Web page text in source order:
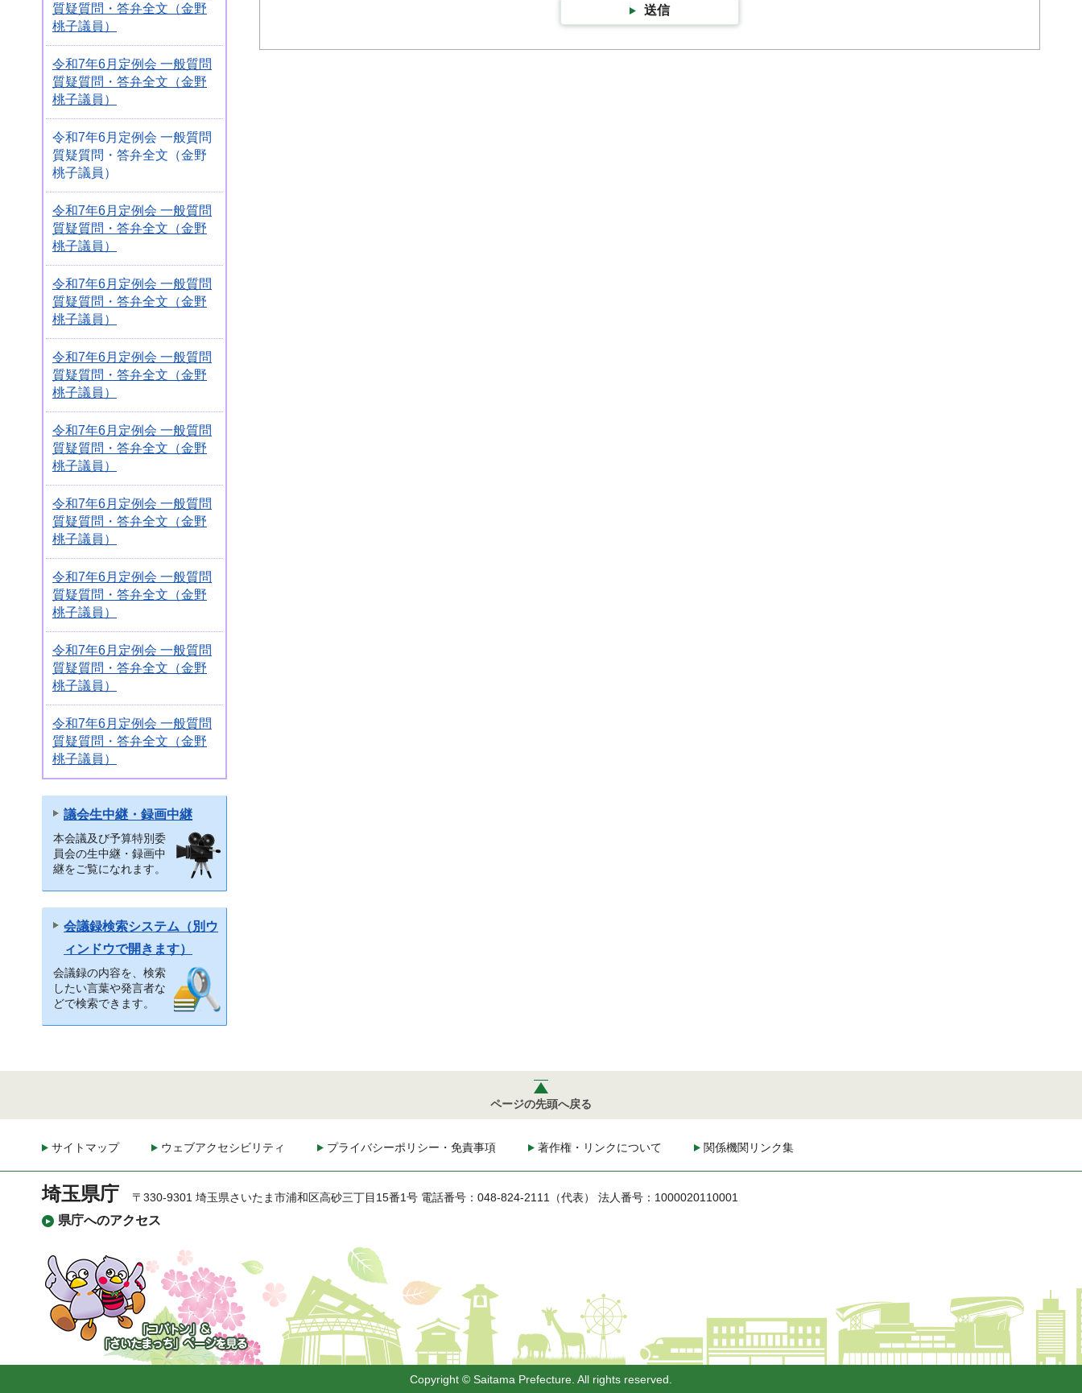
質疑質問・答弁全文（金野
桃子議員）
令和7年6月定例会 一般質問
質疑質問・答弁全文（金野
桃子議員）
令和7年6月定例会 一般質問
質疑質問・答弁全文（金野
桃子議員）
令和7年6月定例会 一般質問
質疑質問・答弁全文（金野
桃子議員）
令和7年6月定例会 一般質問
質疑質問・答弁全文（金野
桃子議員）
令和7年6月定例会 一般質問
質疑質問・答弁全文（金野
桃子議員）
令和7年6月定例会 一般質問
質疑質問・答弁全文（金野
桃子議員）
令和7年6月定例会 一般質問
質疑質問・答弁全文（金野
桃子議員）
令和7年6月定例会 一般質問
質疑質問・答弁全文（金野
桃子議員）
令和7年6月定例会 一般質問
質疑質問・答弁全文（金野
桃子議員）
令和7年6月定例会 一般質問
質疑質問・答弁全文（金野
桃子議員）
議会生中継・録画中継
本会議及び予算特別委
員会の生中継・録画中
継をご覧になれます。
会議録検索システム（別ウ
ィンドウで開きます）
会議録の内容を、検索
したい言葉や発言者な
どで検索できます。
送信
ページの先頭へ戻る
サイトマップ ウェブアクセシビリティ プライバシーポリシー・免責事項 著作権・リンクについて 関係機関リンク集
埼玉県庁
県庁へのアクセス
〒330-9301 埼玉県さいたま市浦和区高砂三丁目15番1号 電話番号：048-824-2111（代表） 法人番号：1000020110001
「コバトン」&「さいた
まっち」
Copyright © Saitama Prefecture. All rights reserved.